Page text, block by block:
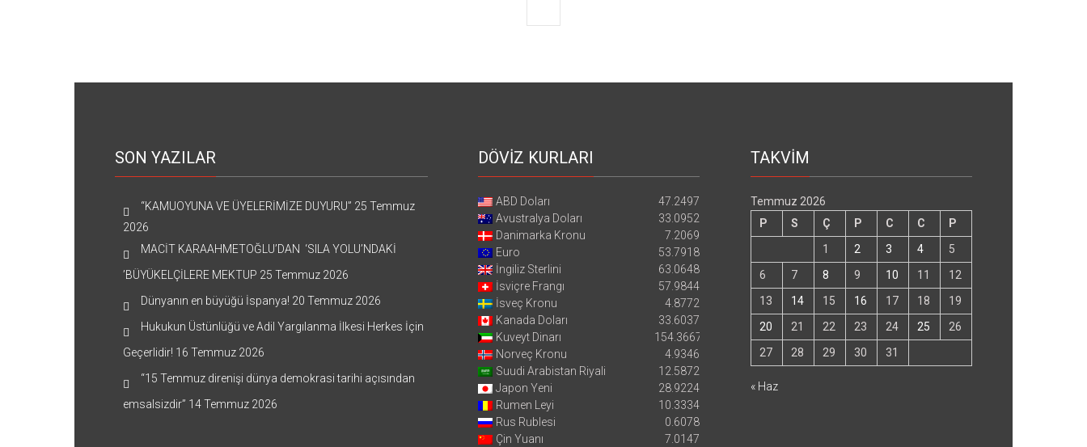
SON YAZILAR
“KAMUOYUNA VE ÜYELERİMİZE DUYURU” 25 Temmuz
2026
MACİT KARAAHMETOĞLU’DAN ‘SILA YOLU’NDAKİ
’BÜYÜKELÇİLERE MEKTUP 25 Temmuz 2026
Dünyanın en büyüğü İspanya! 20 Temmuz 2026
Hukukun Üstünlüğü ve Adil Yargılanma İlkesi Herkes İçin
Geçerlidir! 16 Temmuz 2026
“15 Temmuz direnişi dünya demokrasi tarihi açısından
emsalsizdir” 14 Temmuz 2026
DÖVİZ KURLARI
ABD Doları
47.2497
Avustralya Doları
33.0952
Danimarka Kronu
7.2069
Euro
53.7918
İngiliz Sterlini
63.0648
İsviçre Frangı
57.9844
İsveç Kronu
4.8772
Kanada Doları
33.6037
Kuveyt Dinarı
154.3667
Norveç Kronu
4.9346
Suudi Arabistan Riyali
12.5872
Japon Yeni
28.9224
Rumen Leyi
10.3334
Rus Rublesi
0.6078
Çin Yuanı
7.0147
TAKVİM
Temmuz 2026
P
S Ç P C C
P
1
2 3 4
5
6
7 8 9 10 11
12
13
14 15 16 17 18
19
20
21 22 23 24 25
26
27
28 29 30 31
« Haz